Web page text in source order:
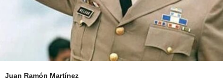
Juan Ramón Martínez